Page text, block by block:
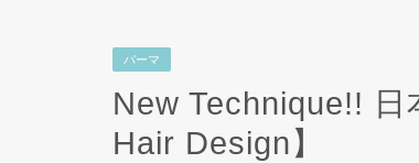
パーマ
New Technique!! 日
Hair Design】